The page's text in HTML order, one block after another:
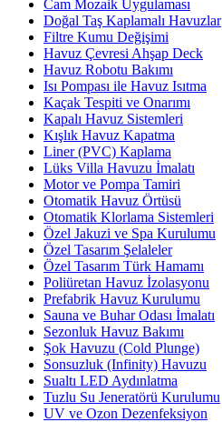
Cam Mozaik Uygulaması
Doğal Taş Kaplamalı Havuzlar
Filtre Kumu Değişimi
Havuz Çevresi Ahşap Deck
Havuz Robotu Bakımı
Isı Pompası ile Havuz Isıtma
Kaçak Tespiti ve Onarımı
Kapalı Havuz Sistemleri
Kışlık Havuz Kapatma
Liner (PVC) Kaplama
Lüks Villa Havuzu İmalatı
Motor ve Pompa Tamiri
Otomatik Havuz Örtüsü
Otomatik Klorlama Sistemleri
Özel Jakuzi ve Spa Kurulumu
Özel Tasarım Şelaleler
Özel Tasarım Türk Hamamı
Poliüretan Havuz İzolasyonu
Prefabrik Havuz Kurulumu
Sauna ve Buhar Odası İmalatı
Sezonluk Havuz Bakımı
Şok Havuzu (Cold Plunge)
Sonsuzluk (Infinity) Havuzu
Sualtı LED Aydınlatma
Tuzlu Su Jeneratörü Kurulumu
UV ve Ozon Dezenfeksiyon